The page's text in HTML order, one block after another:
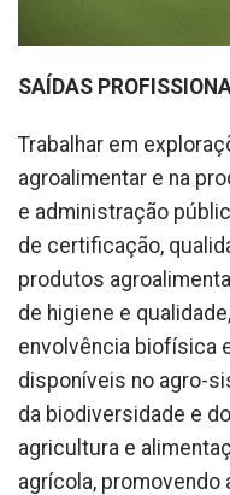
SAÍDAS
Trabalhar em
agroalimentar e na
e administração
de certificação,
produtos
de higiene e
envolvência biofísica
disponíveis no agro-
da biodiversidade e
agricultura e
agrícola, promovendo